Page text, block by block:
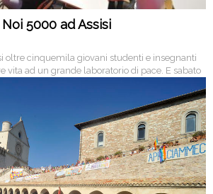
5000 ad Assisi
oltre cinquemila giovani studenti e insegnanti
vita ad un grande laboratorio di pace. E sabato